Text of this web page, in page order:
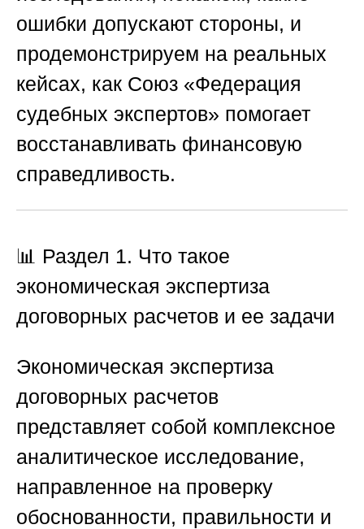
ошибки допускают стороны, и
продемонстрируем на реальных
кейсах, как Союз «Федерация
судебных экспертов» помогает
восстанавливать финансовую
справедливость.
📊 Раздел 1. Что такое
экономическая экспертиза
договорных расчетов и ее задачи
Экономическая экспертиза
договорных расчетов
представляет собой комплексное
аналитическое исследование,
направленное на проверку
обоснованности, правильности и